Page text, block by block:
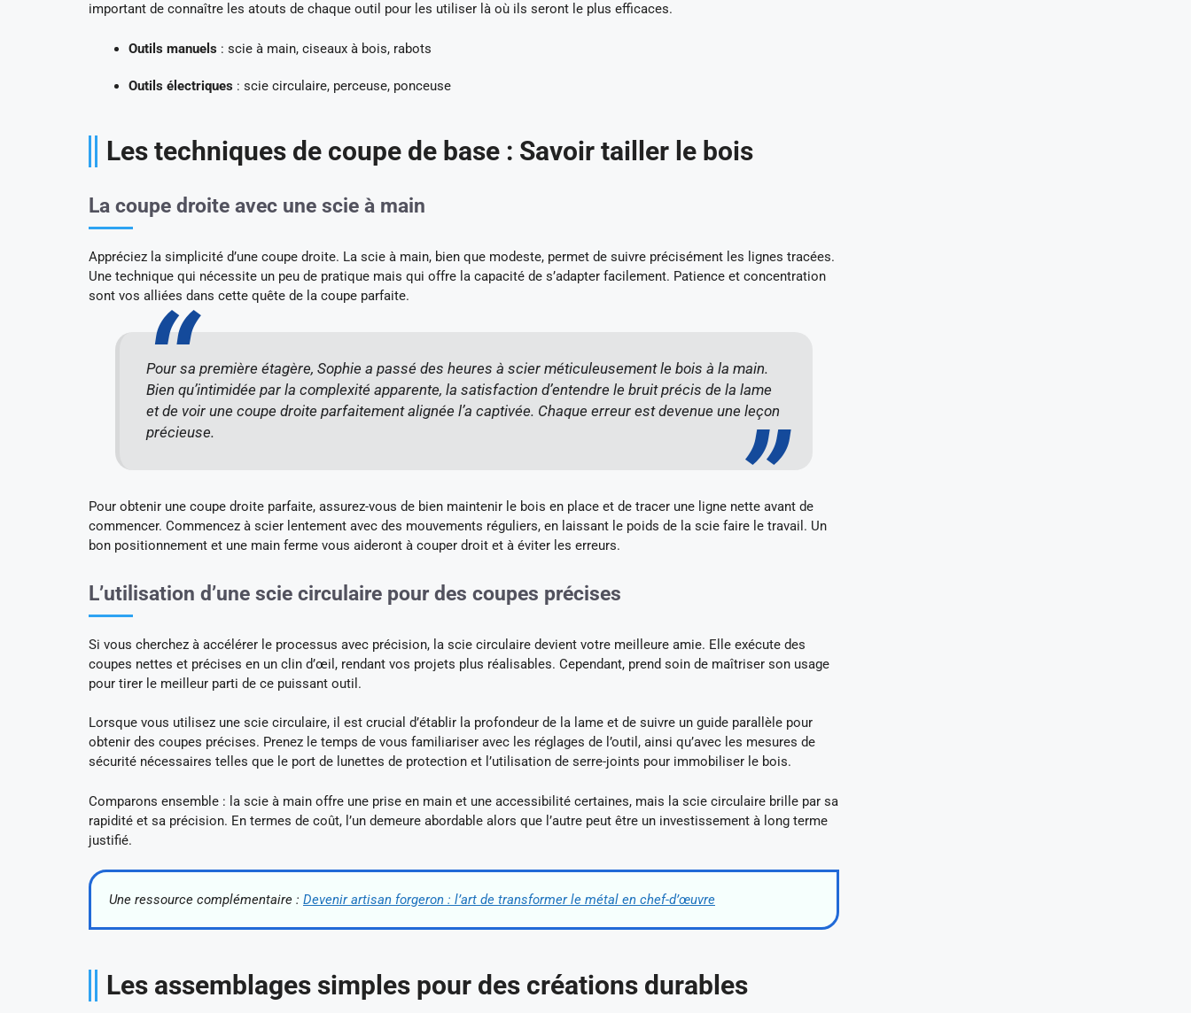
important de connaître les atouts de chaque outil pour les utiliser là où ils seront le plus efficaces.
Outils manuels : scie à main, ciseaux à bois, rabots
Outils électriques : scie circulaire, perceuse, ponceuse
Les techniques de coupe de base : Savoir tailler le bois
La coupe droite avec une scie à main
Appréciez la simplicité d’une coupe droite. La scie à main, bien que modeste, permet de suivre précisément les lignes tracées.
Une technique qui nécessite un peu de pratique mais qui offre la capacité de s’adapter facilement. Patience et concentration
sont vos alliées dans cette quête de la coupe parfaite.
Pour sa première étagère, Sophie a passé des heures à scier méticuleusement le bois à la main.
Bien qu’intimidée par la complexité apparente, la satisfaction d’entendre le bruit précis de la lame
et de voir une coupe droite parfaitement alignée l’a captivée. Chaque erreur est devenue une leçon
précieuse.
Pour obtenir une coupe droite parfaite, assurez-vous de bien maintenir le bois en place et de tracer une ligne nette avant de
commencer. Commencez à scier lentement avec des mouvements réguliers, en laissant le poids de la scie faire le travail. Un
bon positionnement et une main ferme vous aideront à couper droit et à éviter les erreurs.
L’utilisation d’une scie circulaire pour des coupes précises
Si vous cherchez à accélérer le processus avec précision, la scie circulaire devient votre meilleure amie. Elle exécute des
coupes nettes et précises en un clin d’œil, rendant vos projets plus réalisables. Cependant, prend soin de maîtriser son usage
pour tirer le meilleur parti de ce puissant outil.
Lorsque vous utilisez une scie circulaire, il est crucial d’établir la profondeur de la lame et de suivre un guide parallèle pour
obtenir des coupes précises. Prenez le temps de vous familiariser avec les réglages de l’outil, ainsi qu’avec les mesures de
sécurité nécessaires telles que le port de lunettes de protection et l’utilisation de serre-joints pour immobiliser le bois.
Comparons ensemble : la scie à main offre une prise en main et une accessibilité certaines, mais la scie circulaire brille par sa
rapidité et sa précision. En termes de coût, l’un demeure abordable alors que l’autre peut être un investissement à long terme
justifié.
Une ressource complémentaire : Devenir artisan forgeron : l’art de transformer le métal en chef-d’œuvre
Les assemblages simples pour des créations durables